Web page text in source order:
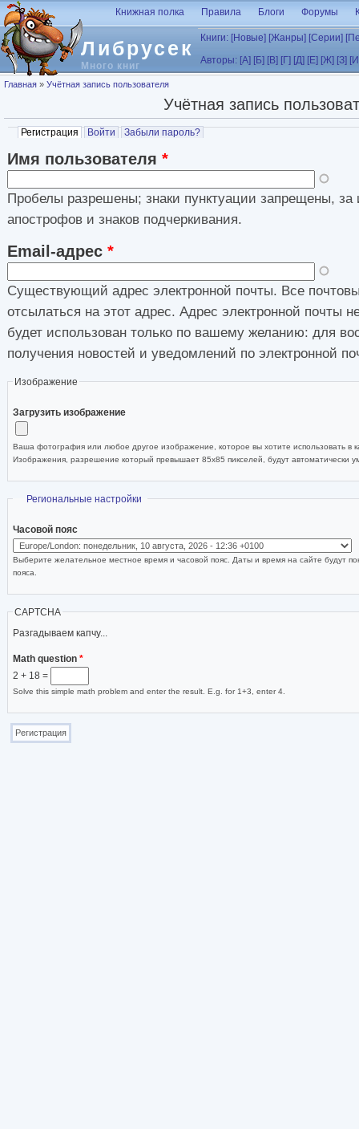
Перейти к основному содержанию
Либрусек
Много книг
Книжная полка Правила Блоги Форумы
Книги: [Новые] [Жанры] [Серии]
Авторы: [А] [Б] [В] [Г] [Д] [Е] [Ж] [З]
Вы здесь
Главная » Учётная запись пользователя
Учётная запись
Главные вкладки
Регистрация (активная вкладка)
Войти Забыли пароль?
Имя пользователя *
Пробелы разрешены; знаки пунктуации запрещены, за
апострофов и знаков подчеркивания.
Email-адрес *
Существующий адрес электронной почты. Все
отсылаться на этот адрес. Адрес электронной почты
будет использован только по вашему желанию: для
получения новостей и уведомлений по электронной
Изображение
Загрузить изображение
Ваша фотография или любое другое изображение, которое вы хотите использовать в
Изображения, разрешение который превышает 85x85 пикселей, будут автоматически
Скрыть
Региональные настройки
Часовой пояс
Выберите желательное местное время и часовой пояс. Даты и время на сайте будут
пояса.
CAPTCHA
Разгадываем капчу...
Math question *
2 + 18 =
Solve this simple math problem and enter the result. E.g. for 1+3, enter 4.